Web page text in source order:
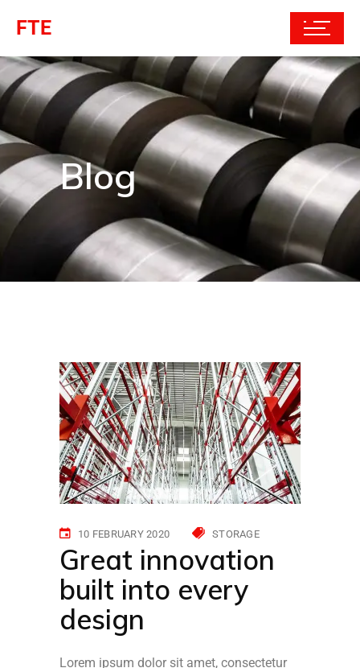
FTE
Blog
10 FEBRUARY 2020 STORAGE
Great innovation
built into every
design
Lorem ipsum dolor sit amet, consectetur